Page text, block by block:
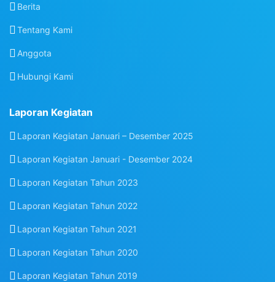
Berita
Tentang Kami
Anggota
Hubungi Kami
Laporan Kegiatan
Laporan Kegiatan Januari – Desember 2025
Laporan Kegiatan Januari - Desember 2024
Laporan Kegiatan Tahun 2023
Laporan Kegiatan Tahun 2022
Laporan Kegiatan Tahun 2021
Laporan Kegiatan Tahun 2020
Laporan Kegiatan Tahun 2019